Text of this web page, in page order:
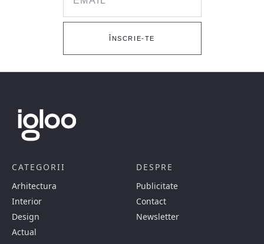
ÎNSCRIE-TE
CATEGORII
Arhitectura
Interior
Design
Actual
DESPRE
Publicitate
Contact
Newsletter